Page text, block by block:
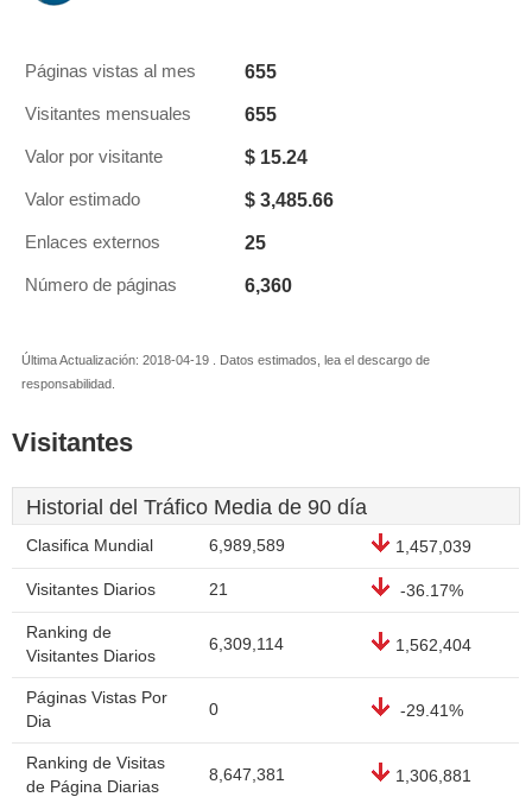
Páginas vistas al mes 655
Visitantes mensuales 655
Valor por visitante $ 15.24
Valor estimado $ 3,485.66
Enlaces externos 25
Número de páginas 6,360
Última Actualización: 2018-04-19 . Datos estimados, lea el descargo de
responsabilidad.
Visitantes
Historial del Tráfico Media de 90 día
Clasifica Mundial 6,989,589 1,457,039
Visitantes Diarios 21 -36.17%
Ranking de
Visitantes Diarios
6,309,114 1,562,404
Páginas Vistas Por
Dia
0 -29.41%
Ranking de Visitas
de Página Diarias
8,647,381 1,306,881